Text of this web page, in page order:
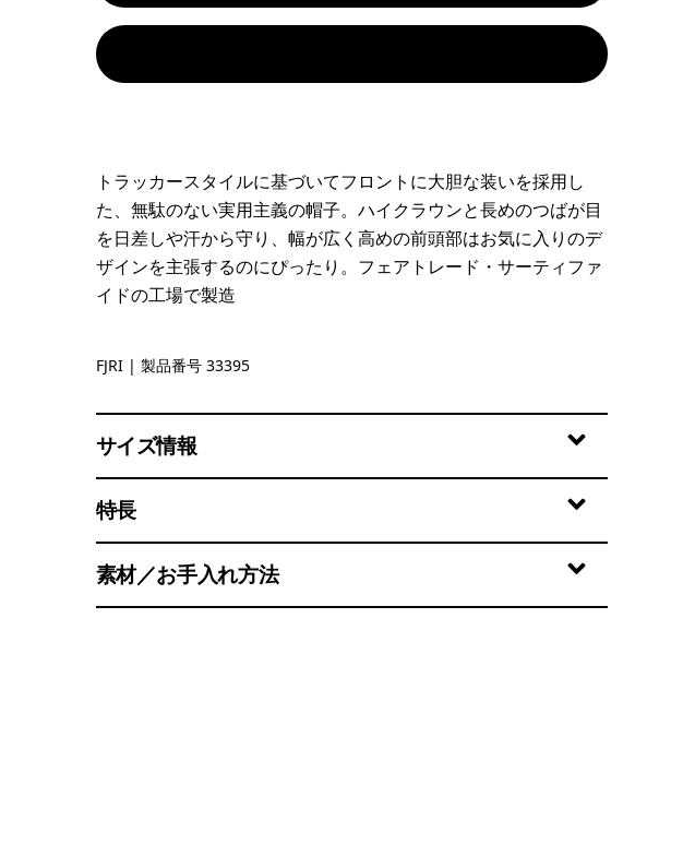
トラッカースタイルに基づいてフロントに大胆な装いを採用し
た、無駄のない実用主義の帽子。ハイクラウンと長めのつばが目
を日差しや汗から守り、幅が広く高めの前頭部はお気に入りのデ
ザインを主張するのにぴったり。フェアトレード・サーティファ
イドの工場で製造
Fish Jump: River Rock Green
FJRI | 製品番号 33395
サイズ情報
特長
素材／お手入れ方法